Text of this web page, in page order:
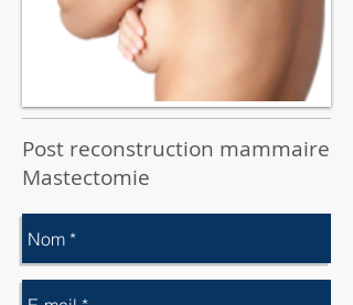
Post reconstruction mammaire
Mastectomie